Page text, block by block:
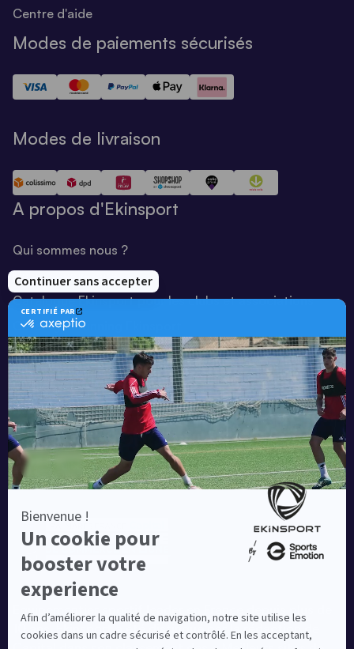
Centre d'aide
Modes de paiements sécurisés
Modes de livraison
A propos d'Ekinsport
Qui sommes nous ?
Notre savoir-faire
Catalogue Ekinsport pour les clubs et associations
Catalogue running Ekinsport
Blog
Une société de :
Equipementier sportif leader en France depuis plus de
10 ans, Ekinsport a été distingué par la rédaction de